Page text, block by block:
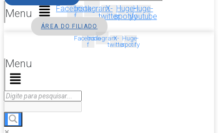
Menu
Facebook-
f
InstagramX-
twitter
Huge-
spotify
Huge-
youtube
ÁREA DO FILIADO
Facebook-
f
InstagramX-
twitter
Huge-
spotify
Menu